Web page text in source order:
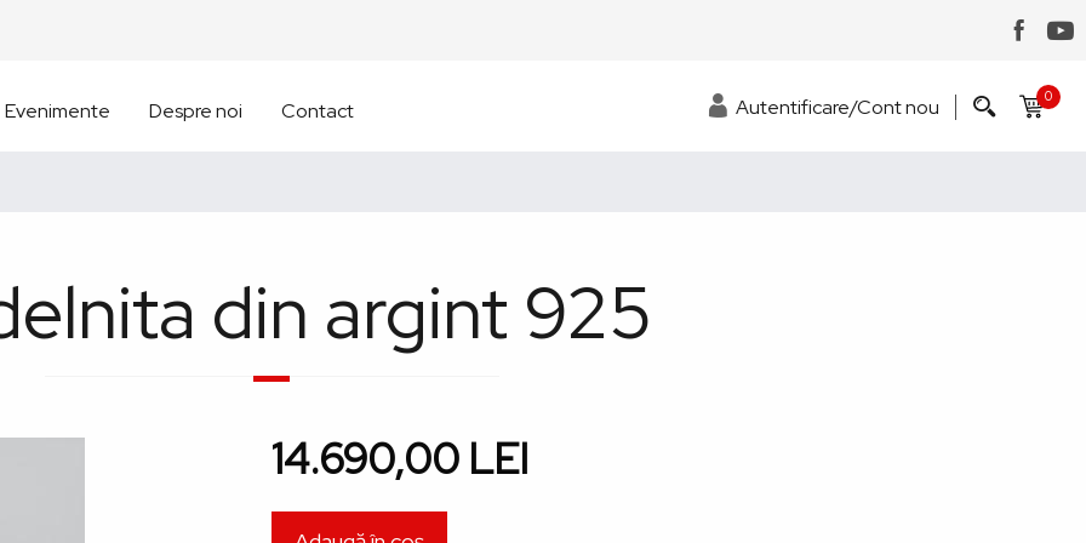
Evenimente Despre noi Contact Autentificare/Cont nou 0
din argint 925
14.690,00 LEI